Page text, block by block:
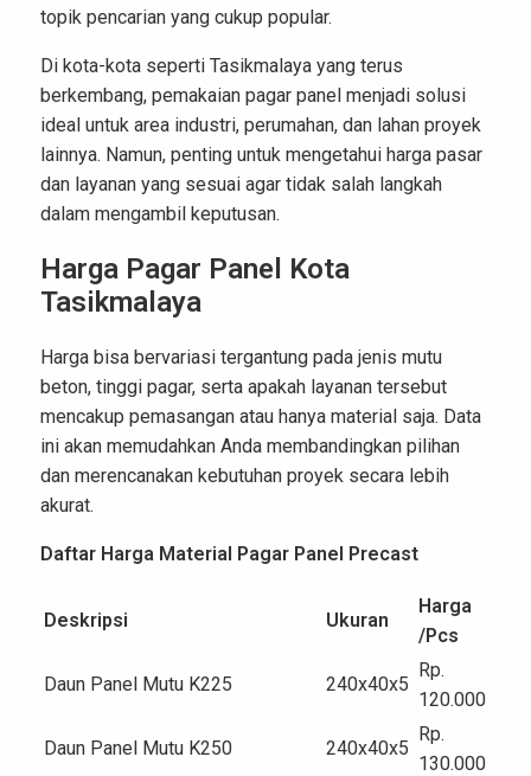
topik pencarian yang cukup popular.
Di kota-kota seperti Tasikmalaya yang terus
berkembang, pemakaian pagar panel menjadi solusi
ideal untuk area industri, perumahan, dan lahan proyek
lainnya. Namun, penting untuk mengetahui harga pasar
dan layanan yang sesuai agar tidak salah langkah
dalam mengambil keputusan.
Harga Pagar Panel Kota
Tasikmalaya
Harga bisa bervariasi tergantung pada jenis mutu
beton, tinggi pagar, serta apakah layanan tersebut
mencakup pemasangan atau hanya material saja. Data
ini akan memudahkan Anda membandingkan pilihan
dan merencanakan kebutuhan proyek secara lebih
akurat.
Daftar Harga Material Pagar Panel Precast
Deskripsi Ukuran
Harga
/Pcs
Daun Panel Mutu K225 240x40x5
Rp.
120.000
Daun Panel Mutu K250 240x40x5
Rp.
130.000